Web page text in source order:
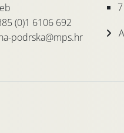
(0)1 6106 692
podrska@mps.hr